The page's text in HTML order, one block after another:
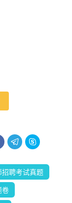
 
聘考试真题
卷